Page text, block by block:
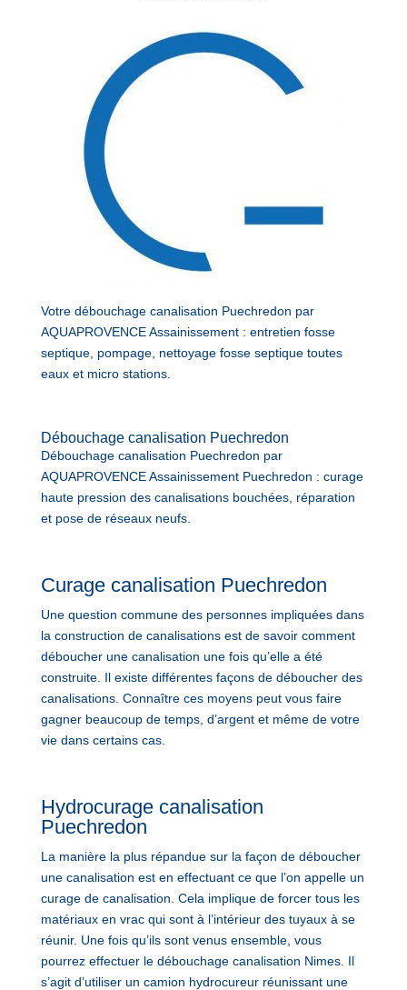
Votre débouchage canalisation Puechredon par
AQUAPROVENCE Assainissement : entretien fosse
septique, pompage, nettoyage fosse septique toutes
eaux et micro stations.
Débouchage canalisation Puechredon
Débouchage canalisation Puechredon par
AQUAPROVENCE Assainissement Puechredon : curage
haute pression des canalisations bouchées, réparation
et pose de réseaux neufs.
Curage canalisation Puechredon
Une question commune des personnes impliquées dans
la construction de canalisations est de savoir comment
déboucher une canalisation une fois qu’elle a été
construite. Il existe différentes façons de déboucher des
canalisations. Connaître ces moyens peut vous faire
gagner beaucoup de temps, d’argent et même de votre
vie dans certains cas.
Hydrocurage canalisation
Puechredon
La manière la plus répandue sur la façon de déboucher
une canalisation est en effectuant ce que l’on appelle un
curage de canalisation. Cela implique de forcer tous les
matériaux en vrac qui sont à l’intérieur des tuyaux à se
réunir. Une fois qu’ils sont venus ensemble, vous
pourrez effectuer le débouchage canalisation Nimes. Il
s’agit d’utiliser un camion hydrocureur réunissant une